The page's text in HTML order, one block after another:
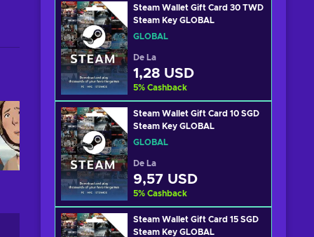
Steam Wallet Gift Card 30 TWD
Steam Key GLOBAL
GLOBAL
De La
1,28 USD
5% Cashback
Steam Wallet Gift Card 10 SGD
Steam Key GLOBAL
GLOBAL
De La
9,57 USD
5% Cashback
Steam Wallet Gift Card 15 SGD
Steam Key GLOBAL